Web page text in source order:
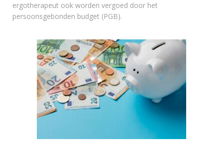
ergotherapeut ook worden vergoed door het
persoonsgebonden budget (PGB).